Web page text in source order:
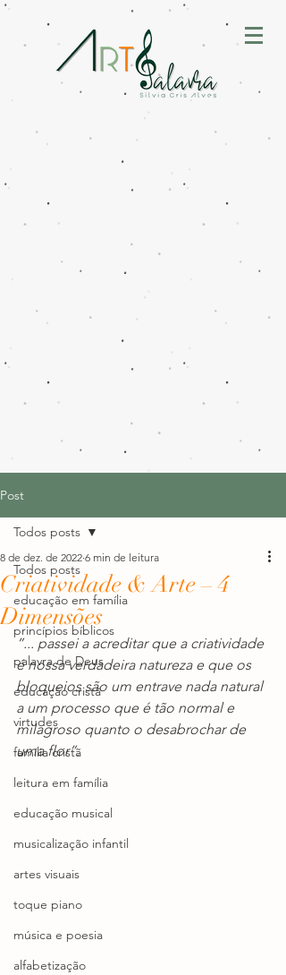
Post
Todos posts
educação em família
princípios bíblicos
palavra de Deus
educação cristã
virtudes
família cristã
leitura em família
educação musical
musicalização infantil
artes visuais
toque piano
música e poesia
alfabetização
Todos posts
Criatividade & Arte – 4
Dimensões
8 de dez. de 2022 6 min de leitura
”... passei a acreditar que a criatividade
é nossa verdadeira natureza e que os
bloqueios são um entrave nada natural
a um processo que é tão normal e
milagroso quanto o desabrochar de
uma flor”.